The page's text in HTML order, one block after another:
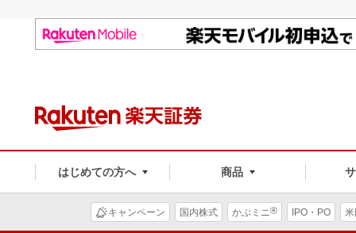
はじめての方へ 商品
キャンペーン 国内株式 かぶミニ® IPO・PO